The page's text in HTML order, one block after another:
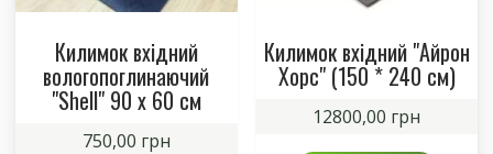
Килимок вхідний
вологопоглинаючий
"Shell" 90 x 60 см
750,00 грн
Килимок вхідний "Айрон
Хорс" (150 * 240 см)
12800,00 грн